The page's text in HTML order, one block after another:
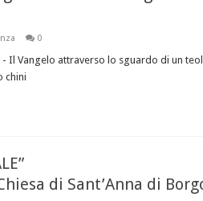
0
Il Vangelo attraverso lo sguardo di un
chini
di Sant’Anna di